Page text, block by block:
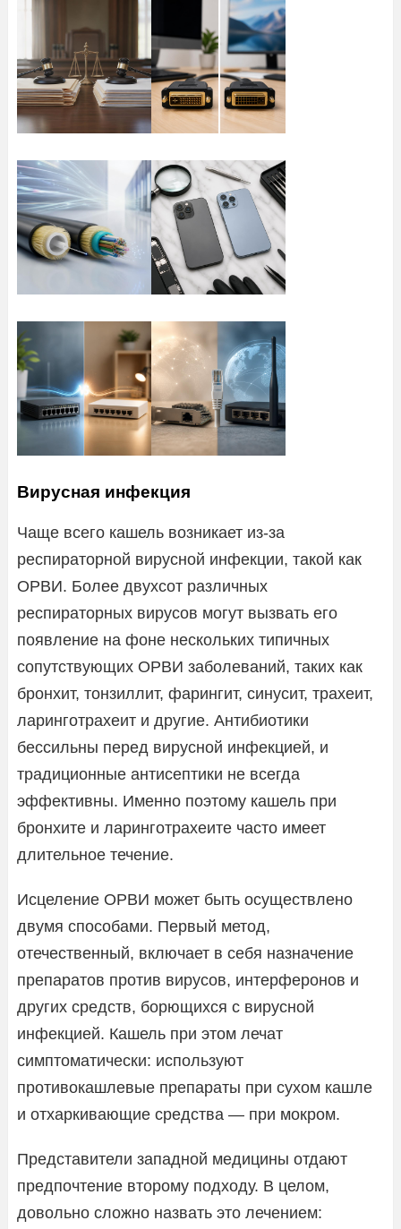
Вирусная инфекция
Чаще всего кашель возникает из-за
респираторной вирусной инфекции, такой как
ОРВИ. Более двухсот различных
респираторных вирусов могут вызвать его
появление на фоне нескольких типичных
сопутствующих ОРВИ заболеваний, таких как
бронхит, тонзиллит, фарингит, синусит, трахеит,
ларинготрахеит и другие. Антибиотики
бессильны перед вирусной инфекцией, и
традиционные антисептики не всегда
эффективны. Именно поэтому кашель при
бронхите и ларинготрахеите часто имеет
длительное течение.
Исцеление ОРВИ может быть осуществлено
двумя способами. Первый метод,
отечественный, включает в себя назначение
препаратов против вирусов, интерферонов и
других средств, борющихся с вирусной
инфекцией. Кашель при этом лечат
симптоматически: используют
противокашлевые препараты при сухом кашле
и отхаркивающие средства — при мокром.
Представители западной медицины отдают
предпочтение второму подходу. В целом,
довольно сложно назвать это лечением: